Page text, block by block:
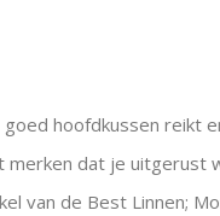
hoofdkussen reikt
dat je uitgerust
van de Best Linnen;